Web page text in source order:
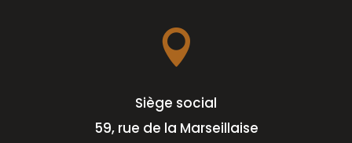

Siège social
59, rue de la Marseillaise